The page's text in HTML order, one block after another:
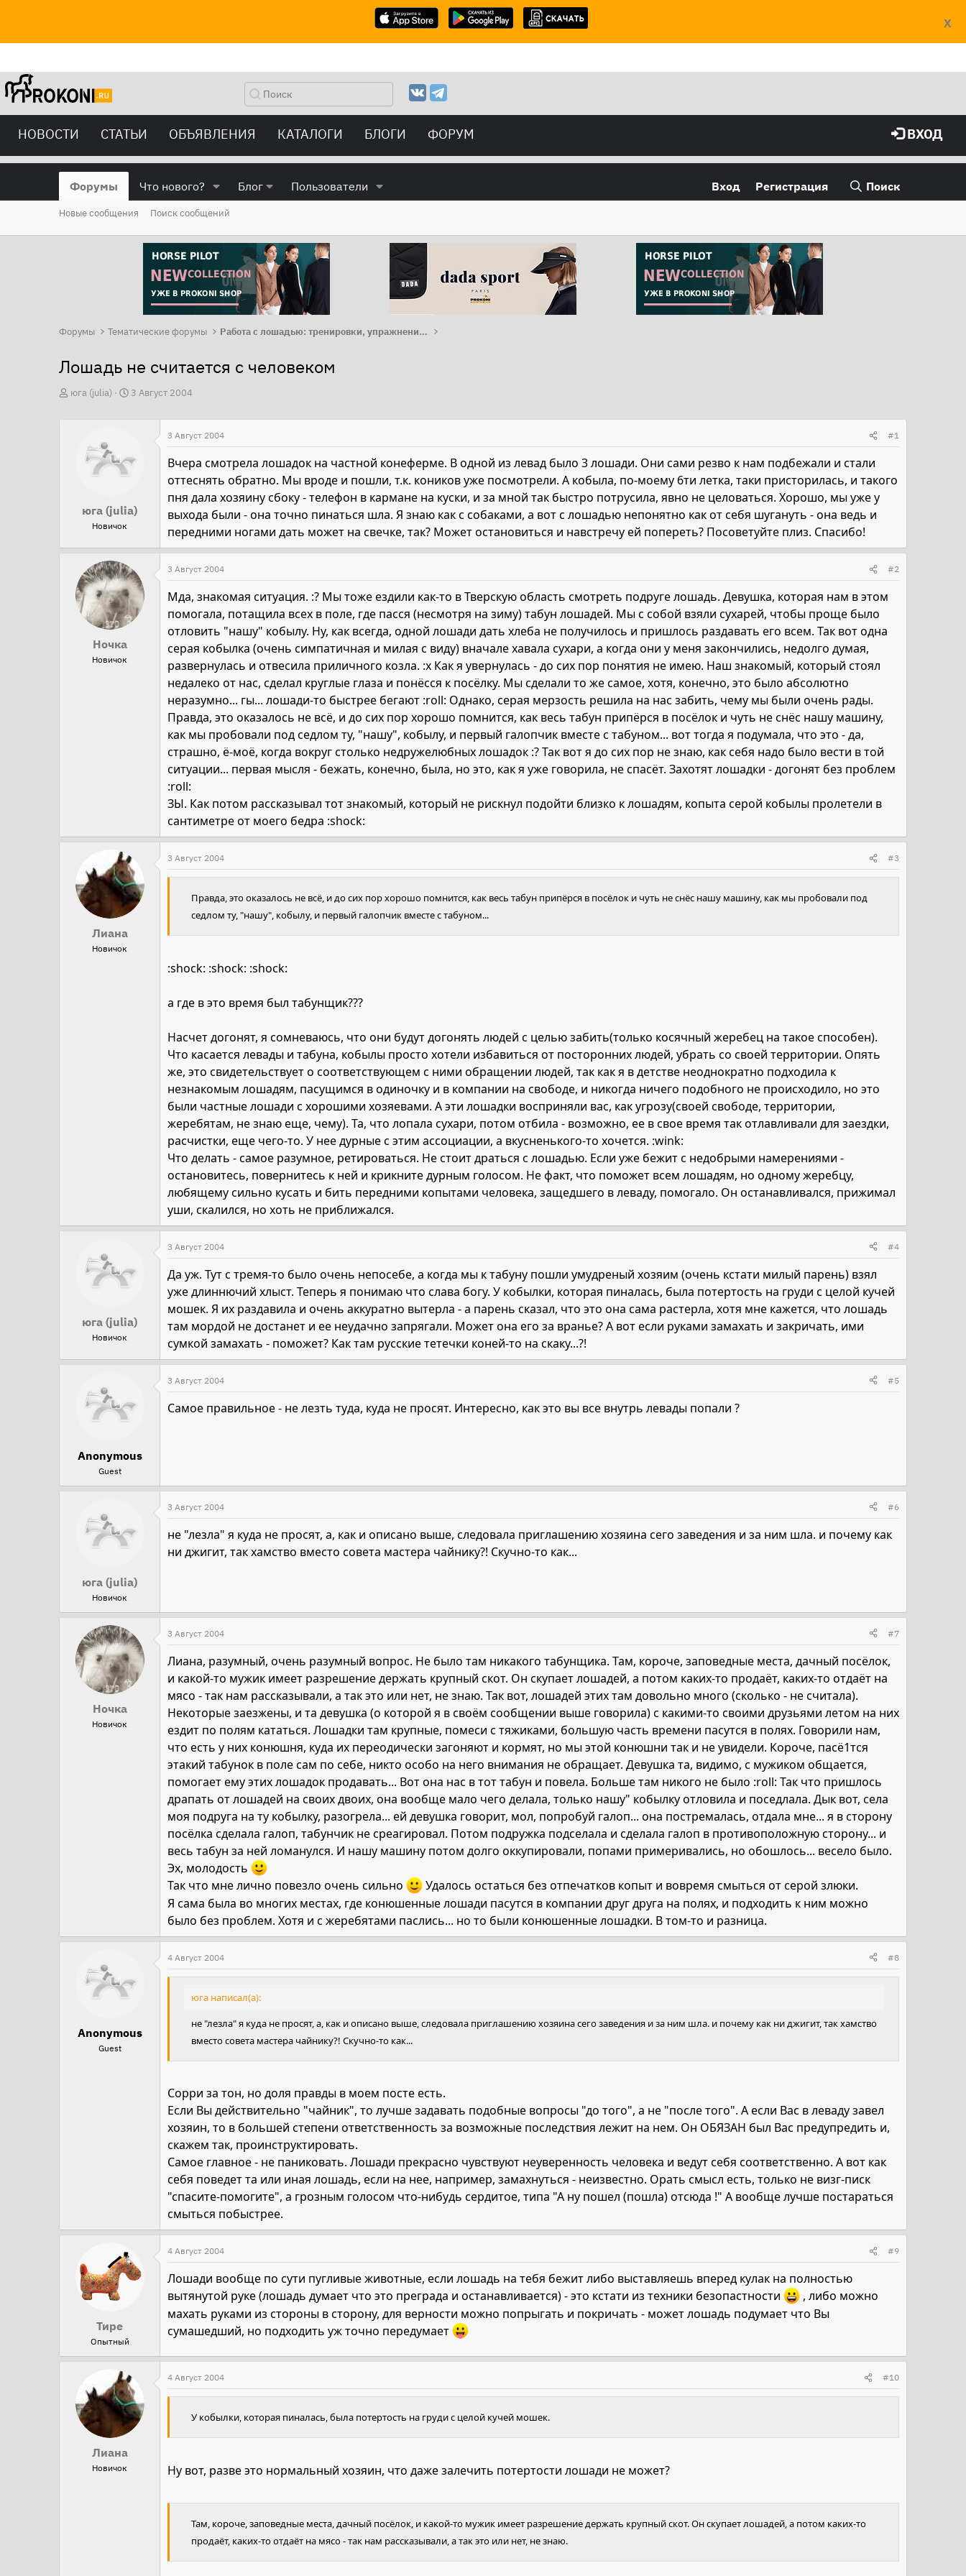
X
НОВОСТИ СТАТЬИ ОБЪЯВЛЕНИЯ КАТАЛОГИ БЛОГИ ФОРУМ ВХОД
Форумы Что нового? Блог Пользователи Вход Регистрация Поиск
Новые сообщения Поиск сообщений
Форумы Тематические форумы Работа с лошадью: тренировки, упражнения, лайфхаки
Лошадь не считается с человеком
А
юга (julia)
Д
н
а
а
3 Август 2004
юга (julia)
Новичок
3 Август 2004 #1
Вчера смотрела лошадок на частной конеферме. В одной из левад было 3 лошади. Они сами резво к нам подбежали и стали
оттеснять обратно. Мы вроде и пошли, т.к. коников уже посмотрели. А кобыла, по-моему 6ти летка, таки присторилась, и такого
пня дала хозяину сбоку - телефон в кармане на куски, и за мной так быстро потрусила, явно не целоваться. Хорошо, мы уже у
выхода были - она точно пинаться шла. Я знаю как с собаками, а вот с лошадью непонятно как от себя шугануть - она ведь и
передними ногами дать может на свечке, так? Может остановиться и навстречу ей попереть? Посоветуйте плиз. Спасибо!
Ночка
Новичок
3 Август 2004 #2
Мда, знакомая ситуация. :? Мы тоже ездили как-то в Тверскую область смотреть подруге лошадь. Девушка, которая нам в этом
помогала, потащила всех в поле, где пасся (несмотря на зиму) табун лошадей. Мы с собой взяли сухарей, чтобы проще было
отловить "нашу" кобылу. Ну, как всегда, одной лошади дать хлеба не получилось и пришлось раздавать его всем. Так вот одна
серая кобылка (очень симпатичная и милая с виду) вначале хавала сухари, а когда они у меня закончились, недолго думая,
развернулась и отвесила приличного козла. :x Как я увернулась - до сих пор понятия не имею. Наш знакомый, который стоял
недалеко от нас, сделал круглые глаза и понёсся к посёлку. Мы сделали то же самое, хотя, конечно, это было абсолютно
неразумно... гы... лошади-то быстрее бегают :roll: Однако, серая мерзость решила на нас забить, чему мы были очень рады.
Правда, это оказалось не всё, и до сих пор хорошо помнится, как весь табун припёрся в посёлок и чуть не снёс нашу машину,
как мы пробовали под седлом ту, "нашу", кобылу, и первый галопчик вместе с табуном... вот тогда я подумала, что это - да,
страшно, ё-моё, когда вокруг столько недружелюбных лошадок :? Так вот я до сих пор не знаю, как себя надо было вести в той
ситуации... первая мысля - бежать, конечно, была, но это, как я уже говорила, не спасёт. Захотят лошадки - догонят без проблем
:roll:
ЗЫ. Как потом рассказывал тот знакомый, который не рискнул подойти близко к лошадям, копыта серой кобылы пролетели в
сантиметре от моего бедра :shock:
Лиана
Новичок
3 Август 2004 #3
Правда, это оказалось не всё, и до сих пор хорошо помнится, как весь табун припёрся в посёлок и чуть не снёс нашу машину, как мы пробовали под
седлом ту, "нашу", кобылу, и первый галопчик вместе с табуном...
:shock: :shock: :shock:
а где в это время был табунщик???
Насчет догонят, я сомневаюсь, что они будут догонять людей с целью забить(только косячный жеребец на такое способен).
Что касается левады и табуна, кобылы просто хотели избавиться от посторонних людей, убрать со своей территории. Опять
же, это свидетельствует о соответствующем с ними обращении людей, так как я в детстве неоднократно подходила к
незнакомым лошадям, пасущимся в одиночку и в компании на свободе, и никогда ничего подобного не происходило, но это
были частные лошади с хорошими хозяевами. А эти лошадки восприняли вас, как угрозу(своей свободе, территории,
жеребятам, не знаю еще, чему). Та, что лопала сухари, потом отбила - возможно, ее в свое время так отлавливали для заездки,
расчистки, еще чего-то. У нее дурные с этим ассоциации, а вкусненького-то хочется. :wink:
Что делать - самое разумное, ретироваться. Не стоит драться с лошадью. Если уже бежит с недобрыми намерениями -
остановитесь, повернитесь к ней и крикните дурным голосом. Не факт, что поможет всем лошадям, но одному жеребцу,
любящему сильно кусать и бить передними копытами человека, защедшего в леваду, помогало. Он останавливался, прижимал
уши, скалился, но хоть не приближался.
юга (julia)
Новичок
3 Август 2004 #4
Да уж. Тут с тремя-то было очень непосебе, а когда мы к табуну пошли умудреный хозяим (очень кстати милый парень) взял
уже длиннючий хлыст. Теперь я понимаю что слава богу. У кобылки, которая пиналась, была потертость на груди с целой кучей
мошек. Я их раздавила и очень аккуратно вытерла - а парень сказал, что это она сама растерла, хотя мне кажется, что лошадь
там мордой не достанет и ее неудачно запрягали. Может она его за вранье? А вот если руками замахать и закричать, ими
сумкой замахать - поможет? Как там русские тетечки коней-то на скаку...?!
Anonymous
Guest
3 Август 2004 #5
Самое правильное - не лезть туда, куда не просят. Интересно, как это вы все внутрь левады попали ?
юга (julia)
Новичок
3 Август 2004 #6
не "лезла" я куда не просят, а, как и описано выше, следовала приглашению хозяина сего заведения и за ним шла. и почему как
ни джигит, так хамство вместо совета мастера чайнику?! Скучно-то как...
Ночка
Новичок
3 Август 2004 #7
Лиана, разумный, очень разумный вопрос. Не было там никакого табунщика. Там, короче, заповедные места, дачный посёлок,
и какой-то мужик имеет разрешение держать крупный скот. Он скупает лошадей, а потом каких-то продаёт, каких-то отдаёт на
мясо - так нам рассказывали, а так это или нет, не знаю. Так вот, лошадей этих там довольно много (сколько - не считала).
Некоторые заезжены, и та девушка (о которой я в своём сообщении выше говорила) с какими-то своими друзьями летом на них
ездит по полям кататься. Лошадки там крупные, помеси с тяжиками, большую часть времени пасутся в полях. Говорили нам,
что есть у них конюшня, куда их переодически загоняют и кормят, но мы этой конюшни так и не увидели. Короче, пасё1тся
этакий табунок в поле сам по себе, никто особо на него внимания не обращает. Девушка та, видимо, с мужиком общается,
помогает ему этих лошадок продавать... Вот она нас в тот табун и повела. Больше там никого не было :roll: Так что пришлось
драпать от лошадей на своих двоих, она вообще мало чего делала, только нашу" кобылку отловила и поседлала. Дык вот, села
моя подруга на ту кобылку, разогрела... ей девушка говорит, мол, попробуй галоп... она постремалась, отдала мне... я в сторону
посёлка сделала галоп, табунчик не среагировал. Потом подружка подселала и сделала галоп в противоположную сторону... и
весь табун за ней ломанулся. И нашу машину потом долго оккупировали, попами примеривались, но обошлось... весело было.
Эх, молодость
Так что мне лично повезло очень сильно
Удалось остаться без отпечатков копыт и вовремя смыться от серой злюки.
Я сама была во многих местах, где конюшенные лошади пасутся в компании друг друга на полях, и подходить к ним можно
было без проблем. Хотя и с жеребятами паслись... но то были конюшенные лошадки. В том-то и разница.
Anonymous
Guest
4 Август 2004 #8
юга написал(а):
не "лезла" я куда не просят, а, как и описано выше, следовала приглашению хозяина сего заведения и за ним шла. и почему как ни джигит, так хамство
вместо совета мастера чайнику?! Скучно-то как...
Сорри за тон, но доля правды в моем посте есть.
Если Вы действительно "чайник", то лучше задавать подобные вопросы "до того", а не "после того". А если Вас в леваду завел
хозяин, то в большей степени ответственность за возможные последствия лежит на нем. Он ОБЯЗАН был Вас предупредить и,
скажем так, проинструктировать.
Самое главное - не паниковать. Лошади прекрасно чувствуют неуверенность человека и ведут себя соответственно. А вот как
себя поведет та или иная лошадь, если на нее, например, замахнуться - неизвестно. Орать смысл есть, только не визг-писк
"спасите-помогите", а грозным голосом что-нибудь сердитое, типа "А ну пошел (пошла) отсюда !" А вообще лучше постараться
смыться побыстрее.
Тире
Опытный
4 Август 2004 #9
Лошади вообще по сути пугливые животные, если лошадь на тебя бежит либо выставляешь вперед кулак на полностью
вытянутой руке (лошадь думает что это преграда и останавливается) - это кстати из техники безопастности
, либо можно
махать руками из стороны в сторону, для верности можно попрыгать и покричать - может лошадь подумает что Вы
сумашедший, но подходить уж точно передумает
Лиана
Новичок
4 Август 2004 #10
У кобылки, которая пиналась, была потертость на груди с целой кучей мошек.
Ну вот, разве это нормальный хозяин, что даже залечить потертости лошади не может?
Там, короче, заповедные места, дачный посёлок, и какой-то мужик имеет разрешение держать крупный скот. Он скупает лошадей, а потом каких-то
продаёт, каких-то отдаёт на мясо - так нам рассказывали, а так это или нет, не знаю.